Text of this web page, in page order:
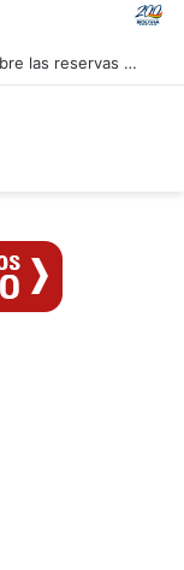
Trump ordena investigar la filtración sobre las reservas de municiones